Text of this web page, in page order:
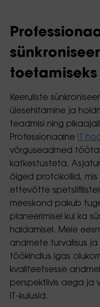
toetamiseks
Keeruliste
ülesehitamine ja
teadmisi ning
Professionaalne
IT
võrguseadmed
katkestusteta.
õiged protokollid,
ettevõtte
meeskond pakub
planeerimisel kui ka
haldamisel. Meie
andmete turvalisus
töökindlus igas
kvaliteetsesse
perspektiivis aega ja
IT-kulusid.